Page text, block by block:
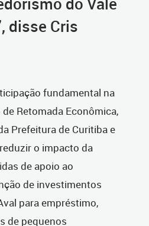
disse Cris
fundamental na
Retomada Econômica,
Prefeitura de Curitiba e
o impacto da
de apoio ao
de investimentos
para empréstimo,
de pequenos